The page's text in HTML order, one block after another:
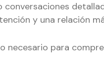
y una relación
necesario para